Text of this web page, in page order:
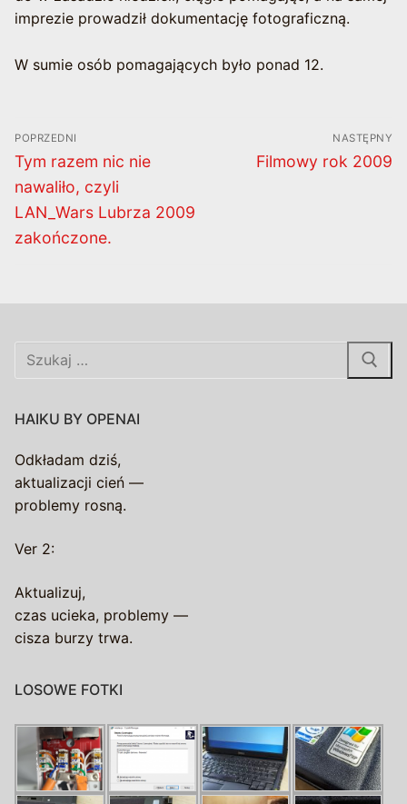
imprezie prowadził dokumentację fotograficzną.
W sumie osób pomagających było ponad 12.
Nawigacja
wpisu
POPRZEDNI
Poprzedni
wpis:
Tym razem nic nie
nawaliło, czyli
LAN_Wars Lubrza 2009
zakończone.
NASTĘPNY
Następny
Filmowy rok 2009
Szukaj:
HAIKU BY OPENAI
Odkładam dziś,
aktualizacji cień —
problemy rosną.
Ver 2:
Aktualizuj,
czas ucieka, problemy —
cisza burzy trwa.
LOSOWE FOTKI